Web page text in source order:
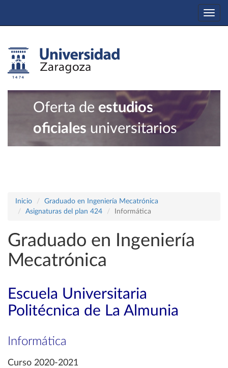
Oferta de estudios
oficiales universitarios
Inicio
Graduado en Ingeniería Mecatrónica
Asignaturas del plan 424
Informática
Graduado en Ingeniería
Mecatrónica
Escuela Universitaria
Politécnica de La Almunia
Informática
Curso 2020-2021